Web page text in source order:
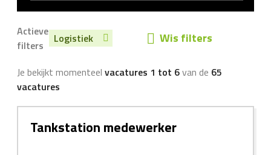
Actieve
filters
Logistiek Wis filters
Je bekijkt momenteel vacatures 1 tot 6van de 65
vacatures
Tankstation medewerker